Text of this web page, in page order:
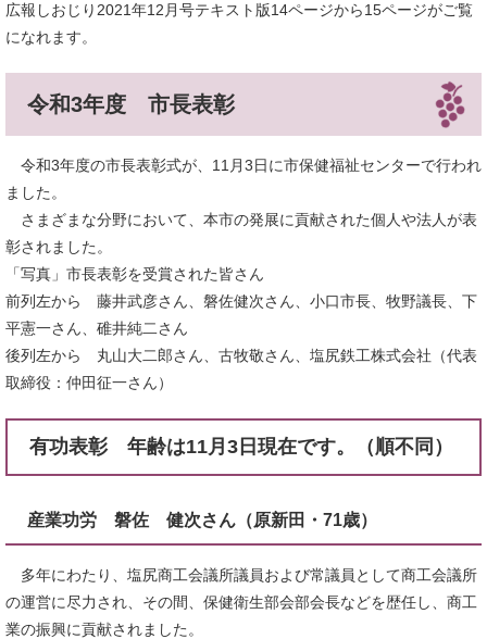
広報しおじり2021年12月号テキスト版14ページから15ページがご覧
になれます。
令和3年度 市長表彰
令和3年度の市長表彰式が、11月3日に市保健福祉センターで行われ
ました。
さまざまな分野において、本市の発展に貢献された個人や法人が表
彰されました。
「写真」市長表彰を受賞された皆さん
前列左から 藤井武彦さん、磐佐健次さん、小口市長、牧野議長、下
平憲一さん、碓井純二さん
後列左から 丸山大二郎さん、古牧敬さん、塩尻鉄工株式会社（代表
取締役：仲田征一さん）
有功表彰 年齢は11月3日現在です。（順不同）
産業功労 磐佐 健次さん（原新田・71歳）
多年にわたり、塩尻商工会議所議員および常議員として商工会議所
の運営に尽力され、その間、保健衛生部会部会長などを歴任し、商工
業の振興に貢献されました。